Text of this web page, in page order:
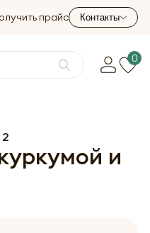
прайс Контакты
0
и